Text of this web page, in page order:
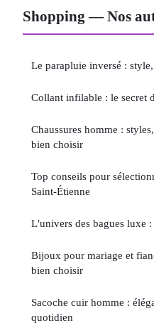
Shopping — Nos
Le parapluie inversé :
Collant infilable : le secret
Chaussures homme :
bien choisir
Top conseils pour
Saint-Étienne
L'univers des bagues luxe
Bijoux pour mariage et
bien choisir
Sacoche cuir homme :
quotidien